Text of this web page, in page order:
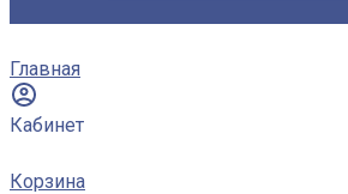
Главная
Кабинет
Корзина